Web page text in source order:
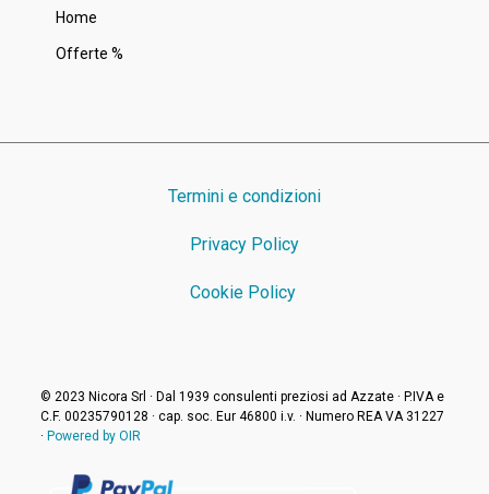
Home
Offerte %
Termini e condizioni
Privacy Policy
Cookie Policy
© 2023 Nicora Srl · Dal 1939 consulenti preziosi ad Azzate · P.IVA e
C.F. 00235790128 · cap. soc. Eur 46800 i.v. · Numero REA VA 31227
· Powered by OIR